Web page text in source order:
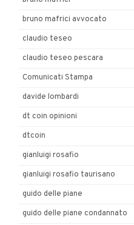
bruno mafrici avvocato
claudio teseo
claudio teseo pescara
Comunicati Stampa
davide lombardi
dt coin opinioni
dtcoin
gianluigi rosafio
gianluigi rosafio taurisano
guido delle piane
guido delle piane condannato